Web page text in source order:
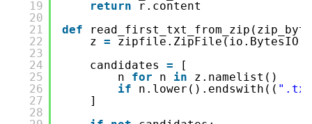
19
20
21
22
23
24
25
26
27
28
return
r.content
def
z =
candidates =
[
n for n in
z.namelist()
if
n.lower().endswith((
]